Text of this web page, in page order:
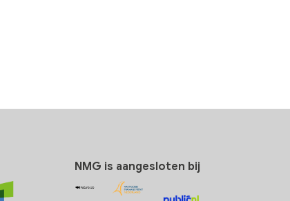
NMG is aangesloten bij